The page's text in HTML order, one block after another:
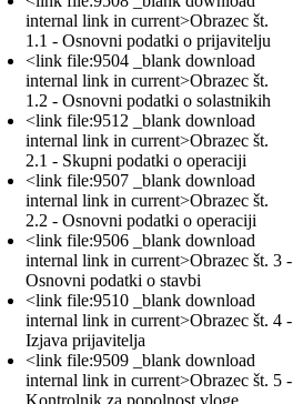
internal link in current>Obrazec št.
1.1 - Osnovni podatki o prijavitelju
<link file:9504 _blank download
internal link in current>Obrazec št.
1.2 - Osnovni podatki o solastnikih
<link file:9512 _blank download
internal link in current>Obrazec št.
2.1 - Skupni podatki o operaciji
<link file:9507 _blank download
internal link in current>Obrazec št.
2.2 - Osnovni podatki o operaciji
<link file:9506 _blank download
internal link in current>Obrazec št. 3 -
Osnovni podatki o stavbi
<link file:9510 _blank download
internal link in current>Obrazec št. 4 -
Izjava prijavitelja
<link file:9509 _blank download
internal link in current>Obrazec št. 5 -
Kontrolnik za popolnost vloge